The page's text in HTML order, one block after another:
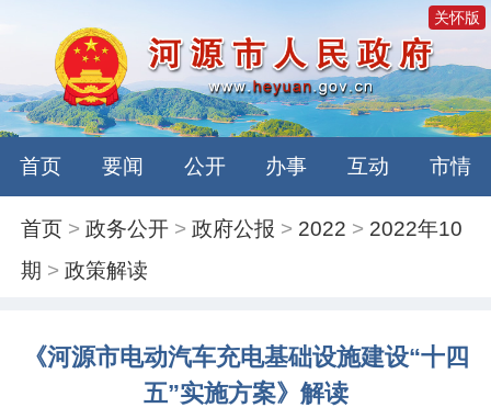
关怀版
首页 要闻 公开 办事 互动 市情
首页 >政务公开 >政府公报 > 2022 > 2022年10
期 >政策解读
《河源市电动汽车充电基础设施建设“十四
五”实施方案》解读